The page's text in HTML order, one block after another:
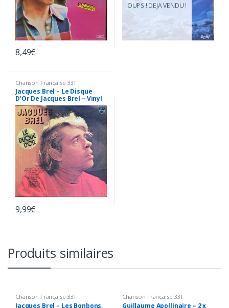
8,49€
OUPS ! DEJA VENDU !
Chanson Française 33T
Jacques Brel – Le Disque
D’Or De Jacques Brel – Vinyl
LP 33T
9,99€
Produits similaires
Chanson Française 33T
Jacques Brel – Les Bonbons,
Chanson Française 33T
Guillaume Apollinaire – 2 x